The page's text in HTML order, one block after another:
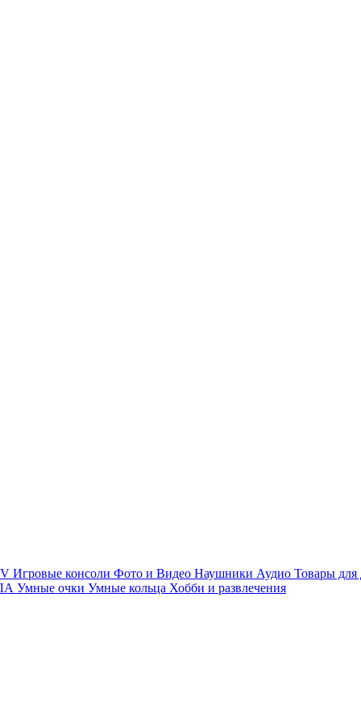
Игровые консоли Фото и Видео Наушники Аудио Товары для
Умные очки Умные кольца Хобби и развлечения